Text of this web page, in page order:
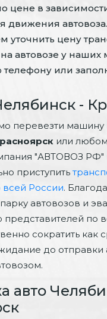
цене в
движения
уточнить цену
автовозе у
или
-
перевезти машину
или
"АВТОВОЗ РФ"
приступить
всей России.
автовозов и
представителей по
сократить как
до отправки
авто